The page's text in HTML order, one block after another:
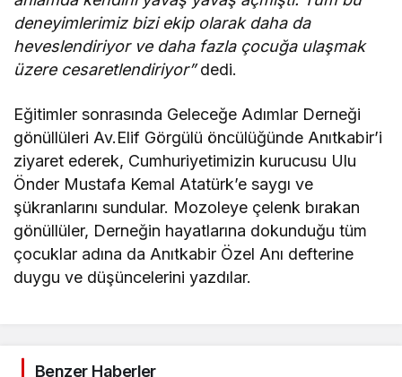
deneyimlerimiz bizi ekip olarak daha da
heveslendiriyor ve daha fazla çocuğa ulaşmak
üzere cesaretlendiriyor”dedi.
Eğitimler sonrasında Geleceğe Adımlar Derneği
gönüllüleri Av.Elif Görgülü öncülüğünde Anıtkabir’i
ziyaret ederek, Cumhuriyetimizin kurucusu Ulu
Önder Mustafa Kemal Atatürk’e saygı ve
şükranlarını sundular. Mozoleye çelenk bırakan
gönüllüler, Derneğin hayatlarına dokunduğu tüm
çocuklar adına da Anıtkabir Özel Anı defterine
duygu ve düşüncelerini yazdılar.
Benzer Haberler